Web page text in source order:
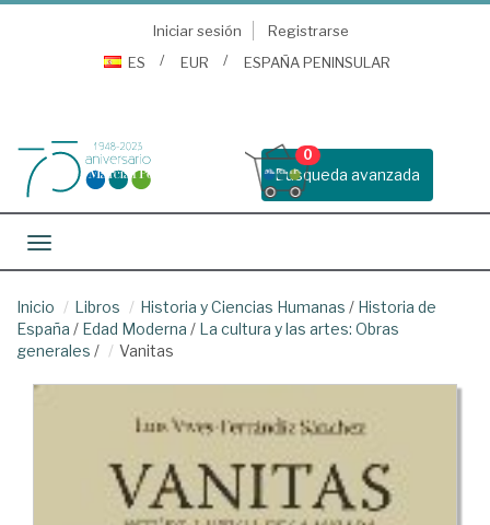
Iniciar sesión
Registrarse
ES
EUR ESPAÑA PENINSULAR
Busqueda avanzada
0
Toggle navigation
Inicio Libros Historia y Ciencias Humanas / Historia de
España / Edad Moderna / La cultura y las artes: Obras
generales / Vanitas